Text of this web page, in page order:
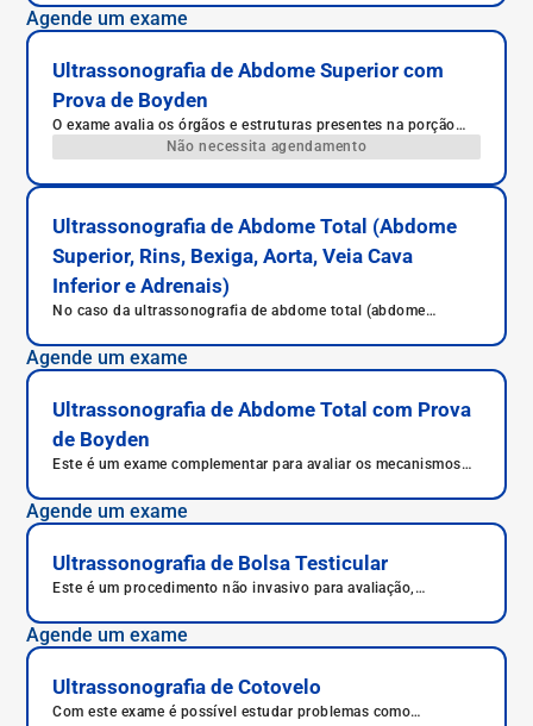
vesícula, o pâncreas e o baço.
Agende um exame
Ultrassonografia de Abdome Superior com
Prova de Boyden
O exame avalia os órgãos e estruturas presentes na porção
superior do abdome, dando um enfoque maior à vesícula
biliar.
Não necessita agendamento
Ultrassonografia de Abdome Total (Abdome
Superior, Rins, Bexiga, Aorta, Veia Cava
Inferior e Adrenais)
No caso da ultrassonografia de abdome total (abdome
estudados todos os órgãos e estruturas do abdome, em
busca de diagnósticos mais precisos para condições diversas.
Agende um exame
Ultrassonografia de Abdome Total com Prova
de Boyden
Este é um exame complementar para avaliar os mecanismos
Agende um exame
Ultrassonografia de Bolsa Testicular
Este é um procedimento não invasivo para avaliação,
bolsa escrotal e testículos.
Agende um exame
Ultrassonografia de Cotovelo
Com este exame é possível estudar problemas como